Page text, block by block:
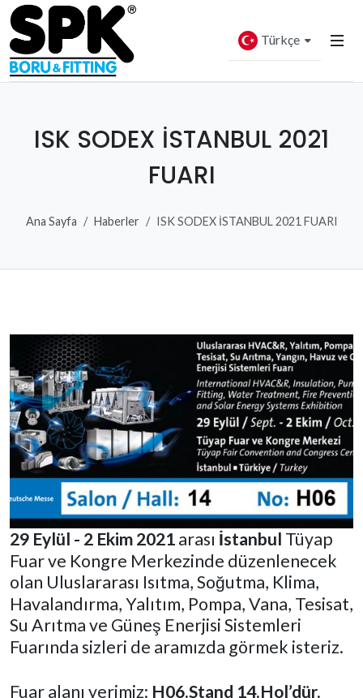
Türkçe
ISK SODEX İSTANBUL 2021
FUARI
Ana Sayfa Haberler ISK SODEX İSTANBUL 2021 FUARI
29 Eylül - 2 Ekim 2021arası İstanbul Tüyap
Fuar ve Kongre Merkezinde düzenlenecek
olan Uluslararası Isıtma, Soğutma, Klima,
Havalandırma, Yalıtım, Pompa, Vana, Tesisat,
Su Arıtma ve Güneş Enerjisi Sistemleri
Fuarında sizleri de aramızda görmek isteriz.
Fuar alanı yerimiz: H06.Stand 14.Hol’dür.